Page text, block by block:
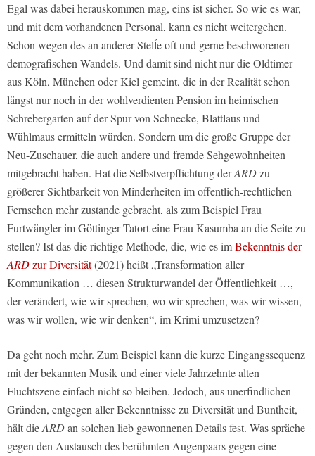
Egal was dabei herauskommen mag, eins ist sicher. So wie es war,
und mit dem vorhandenen Personal, kann es nicht weitergehen.
Schon wegen des an anderer Stelĺe oft und gerne beschworenen
demografischen Wandels. Und damit sind nicht nur die Oldtimer
aus Köln, München oder Kiel gemeint, die in der Realität schon
längst nur noch in der wohlverdienten Pension im heimischen
Schrebergarten auf der Spur von Schnecke, Blattlaus und
Wühlmaus ermitteln würden. Sondern um die große Gruppe der
Neu-Zuschauer, die auch andere und fremde Sehgewohnheiten
mitgebracht haben. Hat die Selbstverpflichtung derARDzu
größerer Sichtbarkeit von Minderheiten im offentlich-rechtlichen
Fernsehen mehr zustande gebracht, als zum Beispiel Frau
Furtwängler im Göttinger Tatort eine Frau Kasumba an die Seite zu
stellen? Ist das die richtige Methode, die, wie es imBekenntnis der
ARDzur Diversität(2021) heißt „Transformation aller
Kommunikation … diesen Strukturwandel der Öffentlichkeit …,
der verändert, wie wir sprechen, wo wir sprechen, was wir wissen,
was wir wollen, wie wir denken“, im Krimi umzusetzen?
Da geht noch mehr. Zum Beispiel kann die kurze Eingangssequenz
mit der bekannten Musik und einer viele Jahrzehnte alten
Fluchtszene einfach nicht so bleiben. Jedoch, aus unerfindlichen
Gründen, entgegen aller Bekenntnisse zu Diversität und Buntheit,
hält dieARDan solchen lieb gewonnenen Details fest. Was spräche
gegen den Austausch des berühmten Augenpaars gegen eine